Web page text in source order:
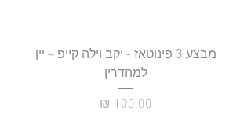
מבצע 3 פינוטאז - יקב וילה קייפ – יין
למהדרין
מחיר